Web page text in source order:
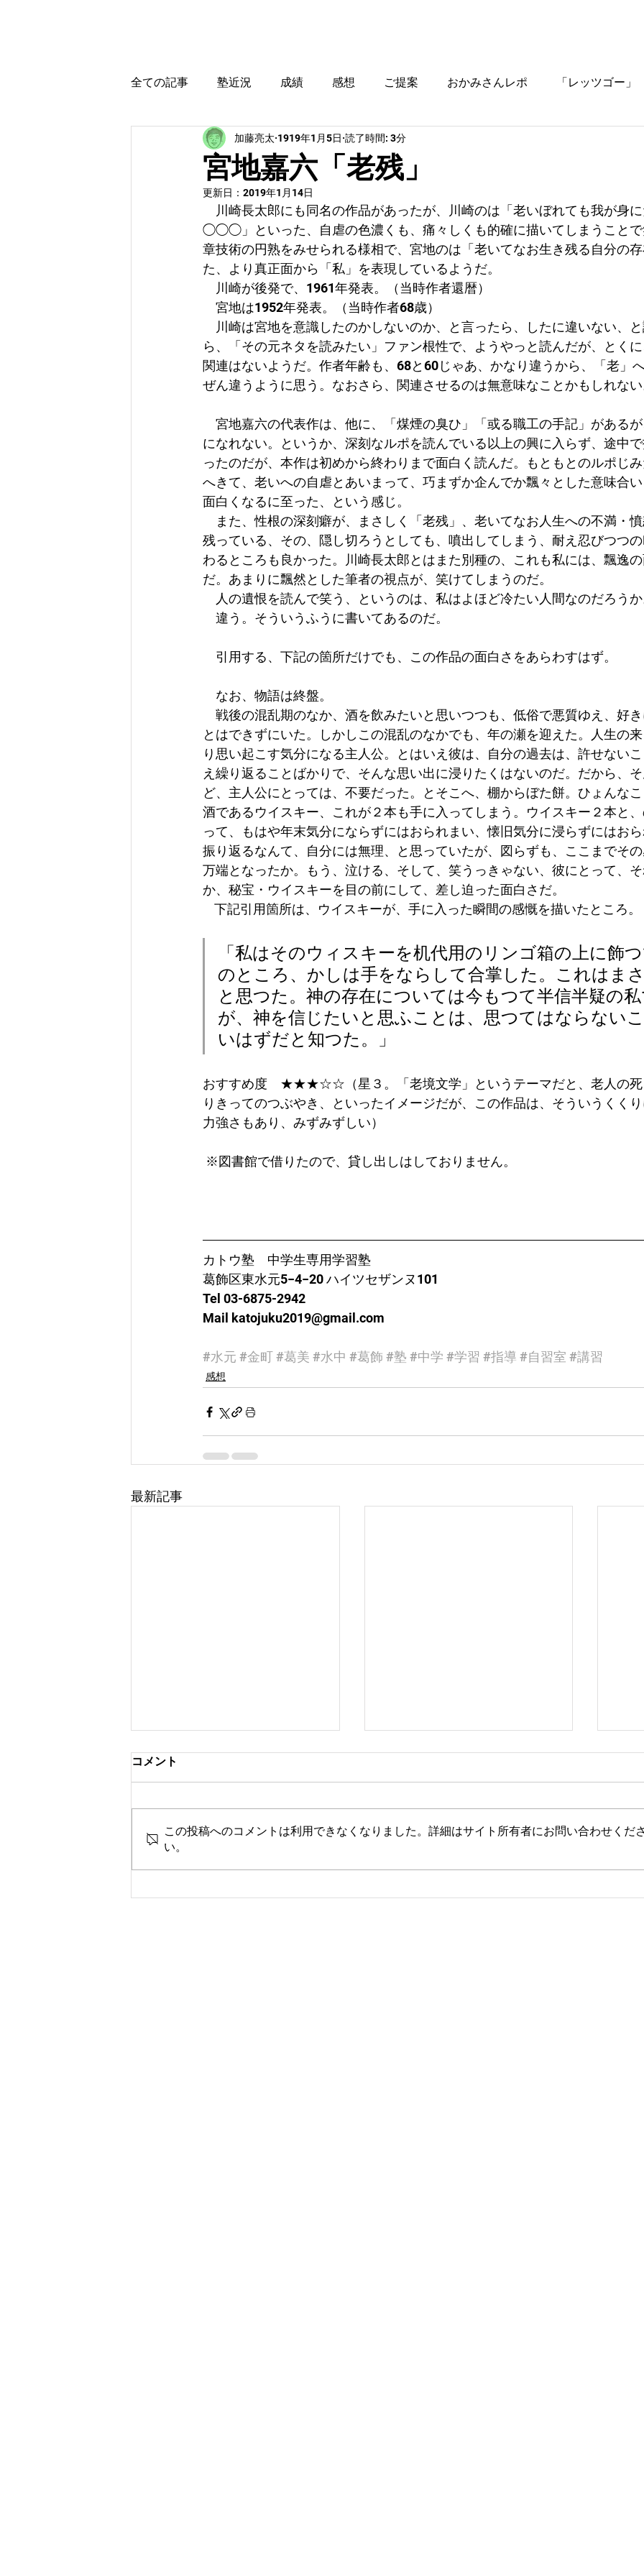
全ての記事 塾近況 成績 感想 ご提案 おかみさんレポ 「レッツゴー」
育児・教育本感想 受験に役立つ情報
宮地嘉六「老残」
加藤亮太 1919年1月5日 読了時間: 3分
更新日： 2019年1月14日
川崎長太郎にも同名の作品があったが、川崎のは「老いぼれても我が身
◯◯◯」といった、自虐の色濃くも、痛々しくも的確に描いてしまうことで
章技術の円熟をみせられる様相で、宮地のは「老いてなお生き残る自分の
た、より真正面から「私」を表現しているようだ。
川崎が後発で、1961年発表。（当時作者還暦）
宮地は1952年発表。（当時作者68歳）
川崎は宮地を意識したのかしないのか、と言ったら、したに違いない、
ら、「その元ネタを読みたい」ファン根性で、ようやっと読んだが、とくに
関連はないようだ。作者年齢も、68と60じゃあ、かなり違うから、「老」
ぜん違うように思う。なおさら、関連させるのは無意味なことかもしれない
宮地嘉六の代表作は、他に、「煤煙の臭ひ」「或る職工の手記」があるが
になれない。というか、深刻なルポを読んでいる以上の興に入らず、途中
ったのだが、本作は初めから終わりまで面白く読んだ。もともとのルポじ
へきて、老いへの自虐とあいまって、巧まずか企んでか飄々とした意味合い
面白くなるに至った、という感じ。
また、性根の深刻癖が、まさしく「老残」、老いてなお人生への不満・
残っている、その、隠し切ろうとしても、噴出してしまう、耐え忍びつつ
わるところも良かった。川崎長太郎とはまた別種の、これも私には、飄逸
だ。あまりに飄然とした筆者の視点が、笑けてしまうのだ。
人の遺恨を読んで笑う、というのは、私はよほど冷たい人間なのだろうか
違う。そういうふうに書いてあるのだ。
引用する、下記の箇所だけでも、この作品の面白さをあらわすはず。
なお、物語は終盤。
戦後の混乱期のなか、酒を飲みたいと思いつつも、低俗で悪質ゆえ、好き
とはできずにいた。しかしこの混乱のなかでも、年の瀬を迎えた。人生の
り思い起こす気分になる主人公。とはいえ彼は、自分の過去は、許せない
え繰り返ることばかりで、そんな思い出に浸りたくはないのだ。だから、
ど、主人公にとっては、不要だった。とそこへ、棚からぼた餅。ひょんな
酒であるウイスキー、これが２本も手に入ってしまう。ウイスキー２本と
って、もはや年末気分にならずにはおられまい、懐旧気分に浸らずにはお
振り返るなんて、自分には無理、と思っていたが、図らずも、ここまでそ
万端となったか。もう、泣ける、そして、笑うっきゃない、彼にとって、
か、秘宝・ウイスキーを目の前にして、差し迫った面白さだ。
    下記引用箇所は、ウイスキーが、手に入った瞬間の感慨を描いたところ。
「私はそのウィスキーを机代用のリンゴ箱の上に飾
のところ、かしは手をならして合掌した。これはま
と思つた。神の存在については今もつて半信半疑の
が、神を信じたいと思ふことは、思つてはならない
いはずだと知つた。」
おすすめ度　★★★☆☆（星３。「老境文学」というテーマだと、老人の死
りきってのつぶやき、といったイメージだが、この作品は、そういうくくり
力強さもあり、みずみずしい）
※図書館で借りたので、貸し出しはしておりません。
カトウ塾　中学生専用学習塾
葛飾区東水元5−4−20 ハイツセザンヌ101
Tel 03-6875-2942
Mail katojuku2019@gmail.com
#水元 #金町#葛美 #水中 #葛飾 #塾 #中学 #学習 #指導 #自習室 #講習
感想
最新記事
smokebooksコラム（21時間
smokebooksコラム（20時間
コメント
この投稿へのコメントは利用できなくなりました。詳細はサイト所有者にお問い合わせくださ
い。